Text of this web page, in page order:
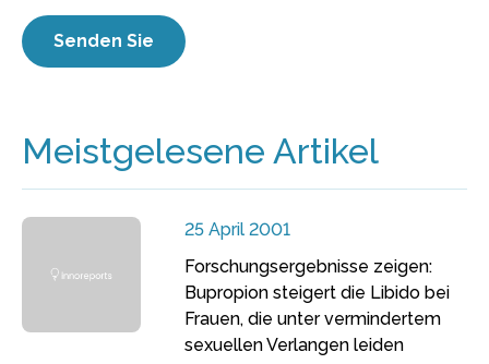
Meistgelesene Artikel
25 April 2001
Forschungsergebnisse zeigen:
Bupropion steigert die Libido bei
Frauen, die unter vermindertem
sexuellen Verlangen leiden